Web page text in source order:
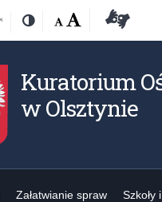
Kontrast
Rozmiar
Domyślna
Wielka
Kuratorium
w Olsztynie
Załatwianie spraw Szkoły